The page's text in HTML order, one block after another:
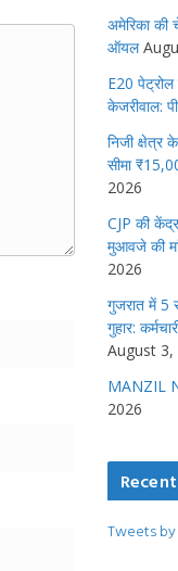
अमेरिका की
ऑयल
E20
केजरीवाल:
निजी क्षेत्र
सीमा
2026
CJP की
मुआवजे की
2026
गुजरात में 5
गुहार:
August 3,
MANZIL
2026
Tweets